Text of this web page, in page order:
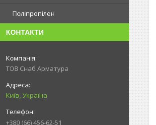
Поліпропілен
КОНТАКТИ
ТОВ Снаб Арматура
Київ, Україна
+380 (66) 456-62-51